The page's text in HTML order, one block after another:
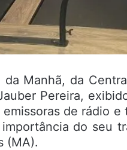
Manhã, da
Pereira,
de rádio
do seu
(MA).